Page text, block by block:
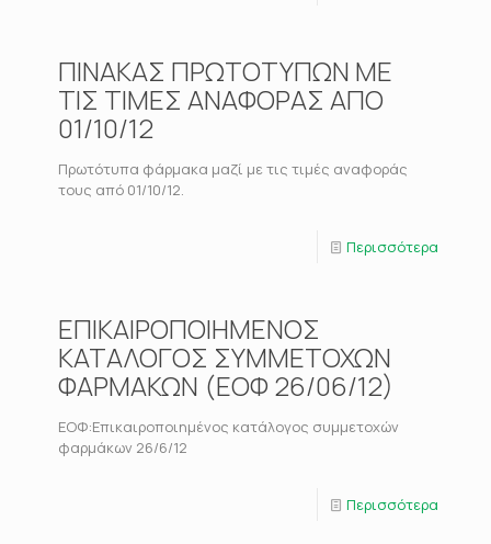
ΠΙΝΑΚΑΣ ΠΡΩΤΟΤΥΠΩΝ ΜΕ
ΤΙΣ ΤΙΜΕΣ ΑΝΑΦΟΡΑΣ ΑΠΟ
01/10/12
Πρωτότυπα φάρμακα μαζί με τις τιμές αναφοράς
τους από 01/10/12.
Περισσότερα
ΕΠΙΚΑΙΡΟΠΟΙΗΜΕΝΟΣ
ΚΑΤΑΛΟΓΟΣ ΣΥΜΜΕΤΟΧΩΝ
ΦΑΡΜΑΚΩΝ (ΕΟΦ 26/06/12)
ΕΟΦ:Επικαιροποιημένος κατάλογος συμμετοχών
φαρμάκων 26/6/12
Περισσότερα